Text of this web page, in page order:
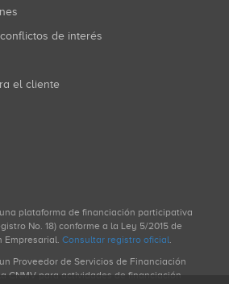
de interés
el cliente
plataforma de financiación participativa
No. 18) conforme a la Ley 5/2015 de
Empresarial. Consultar registro oficial.
Proveedor de Servicios de Financiación
CNMV para actividades de financiación